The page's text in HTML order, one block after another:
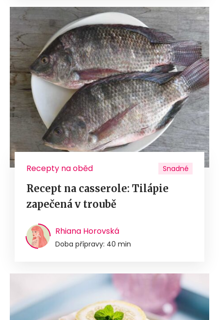
Recepty na oběd Snadné
Recept na casserole: Tilápie
zapečená v troubě
Rhiana Horovská
Doba přípravy: 40 min